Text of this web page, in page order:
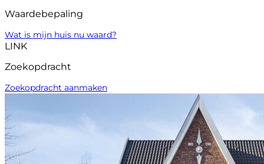
Waardebepaling
Wat is mijn huis nu waard?
LINK
Zoekopdracht
Zoekopdracht aanmaken